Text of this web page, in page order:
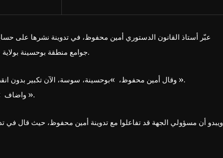
عبّر أستاذ القانون الدستوري أمين محفوظ، في تدوينة نشرها على
جوامع منطقة بوحسينة بولاية سوسة، لمضخمات الصوت للتكبير خلال يوم عرفة أمس الإثنين.
وقال أمين محفوظ، »بوحسينة، سوسة، الآن تكبير بدون انقطاع باستعمال مضخمات الصوت في المساجد.. كسرولنا راسنا ».
واضاف »أين رئيس البلدية الذي يسهر على راحة المتساكنين وسكينتهم ».
ويبدو أن مسؤولي الجهة قد تفاعلوا مع تدوينة أمين محفوظ، حيث قال في